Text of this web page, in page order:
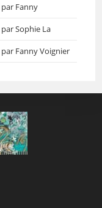
Fanny
Sophie La
Fanny Voignier